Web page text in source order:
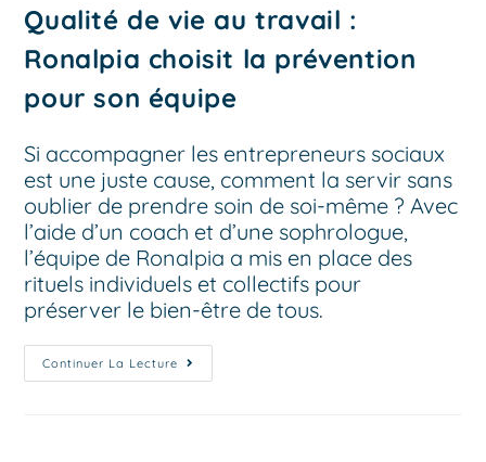
Qualité de vie au travail :
Ronalpia choisit la prévention
pour son équipe
Si accompagner les entrepreneurs sociaux
est une juste cause, comment la servir sans
oublier de prendre soin de soi-même ? Avec
l’aide d’un coach et d’une sophrologue,
l’équipe de Ronalpia a mis en place des
rituels individuels et collectifs pour
préserver le bien-être de tous.
Continuer La Lecture